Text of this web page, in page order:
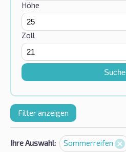
Höhe
Zoll
Suche
Filter anzeigen
Ihre Auswahl: Sommerreifen